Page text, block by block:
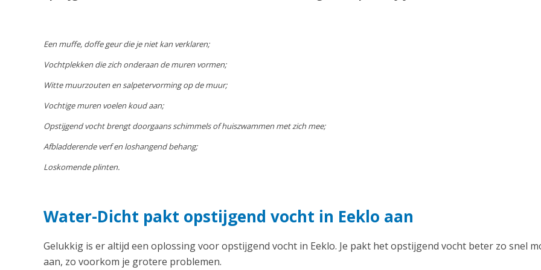
Een muffe, doffe geur die je niet kan verklaren;
Vochtplekken die zich onderaan de muren vormen;
Witte muurzouten en salpetervorming op de muur;
Vochtige muren voelen koud aan;
Opstijgend vocht brengt doorgaans schimmels of huiszwammen met zich mee;
Afbladderende verf en loshangend behang;
Loskomende plinten.
Water-Dicht pakt opstijgend vocht in Eeklo aan
Gelukkig is er altijd een oplossing voor opstijgend vocht in Eeklo. Je pakt het opstijgend vocht beter zo snel
aan, zo voorkom je grotere problemen.